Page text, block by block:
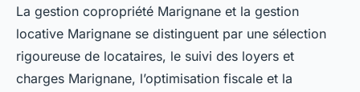
La gestion copropriété Marignane et la gestion
locative Marignane se distinguent par une sélection
rigoureuse de locataires, le suivi des loyers et
charges Marignane, l’optimisation fiscale et la